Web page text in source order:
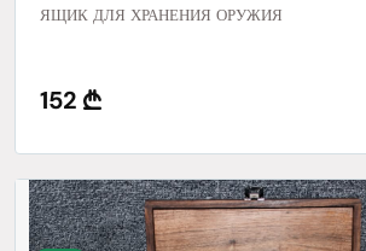
ЯЩИК ДЛЯ ХРАНЕНИЯ ОРУЖИЯ
152